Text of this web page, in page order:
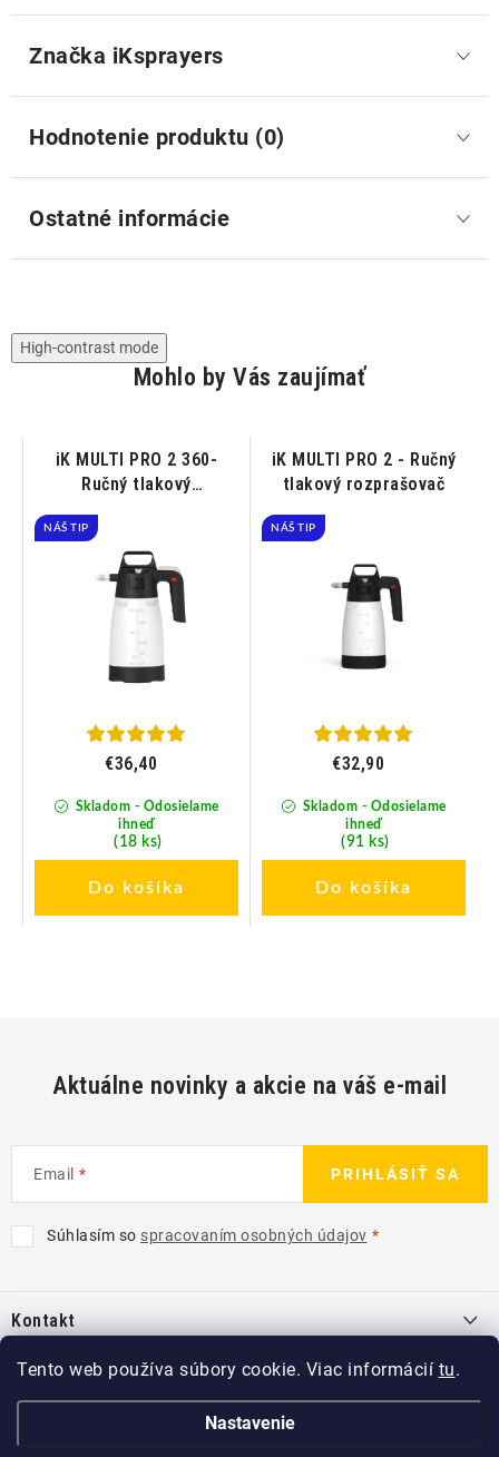
Tento web používa súbory cookie. Viac informácií tu.
Nastavenie
Značka iKsprayers
Hodnotenie produktu (0)
Ostatné informácie
High-contrast mode
Mohlo by Vás zaujímať
iK MULTI PRO 2 360-
Ručný tlakový
systémom 360°
NÁŠ TIP
Skladom - Odosielame
ihneď
(18 ks)
€36,40
Do košíka
iK MULTI PRO 2 - Ručný
tlakový rozprašovač
NÁŠ TIP
Skladom - Odosielame
ihneď
(91 ks)
€32,90
Do košíka
Aktuálne novinky a akcie na váš e-mail
Email
Súhlasím so spracovaním osobných údajov
PRIHLÁSIŤ SA
pKontakt
info@ kcshop.sk
+421 918 725 111
Kategórie